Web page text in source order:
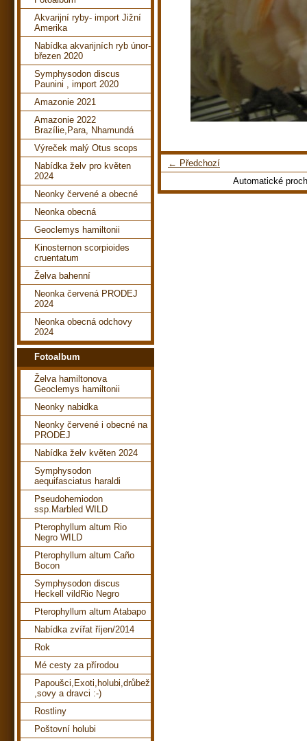
← Předchozí
Automatické
Akvarijní ryby- import Jižní
Amerika
Nabídka akvarijních ryb únor-
březen 2020
Symphysodon discus
Paunini , import 2020
Amazonie 2021
Amazonie 2022
Brazílie,Para, Nhamundá
Výreček malý Otus scops
Nabídka želv pro květen
2024
Neonky červené a obecné
Neonka obecná
Geoclemys hamiltonii
Kinosternon scorpioides
cruentatum
Želva bahenní
Neonka červená PRODEJ
2024
Neonka obecná odchovy
2024
Fotoalbum
Želva hamiltonova
Geoclemys hamiltonii
Neonky nabidka
Neonky červené i obecné na
PRODEJ
Nabídka želv květen 2024
Symphysodon
aequifasciatus haraldi
Pseudohemiodon
ssp.Marbled WILD
Pterophyllum altum Rio
Negro WILD
Pterophyllum altum Caño
Bocon
Symphysodon discus
Heckell vildRio Negro
Pterophyllum altum Atabapo
Nabídka zvířat říjen/2014
Rok
Mé cesty za přírodou
Papoušci,Exoti,holubi,drůbež
,sovy a dravci :-)
Rostliny
Poštovní holubi